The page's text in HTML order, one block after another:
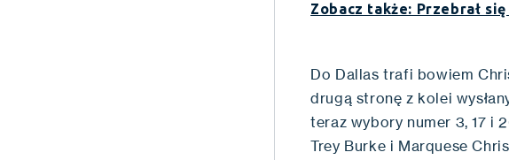
Zobacz także: Przebrał
Do Dallas trafi bowiem
drugą stronę z kolei
teraz wybory numer 3, 17 i
Trey Burke i Marquese